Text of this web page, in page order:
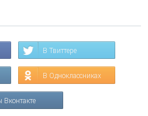
В Твиттере
В Одноклассниках
Вконтакте